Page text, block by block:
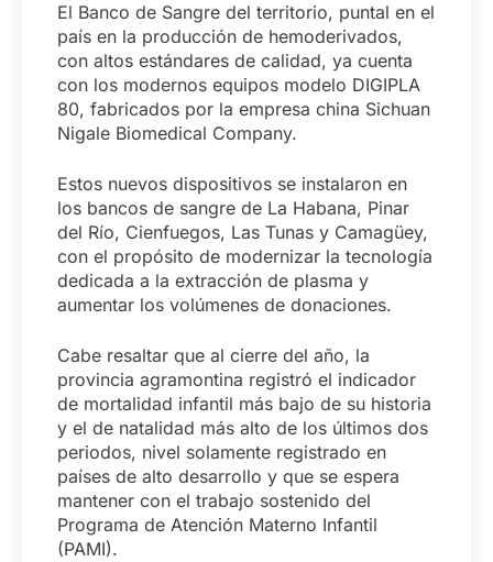
El Banco de Sangre del territorio, puntal en el
país en la producción de hemoderivados,
con altos estándares de calidad, ya cuenta
con los modernos equipos modelo DIGIPLA
80, fabricados por la empresa china Sichuan
Nigale Biomedical Company.
Estos nuevos dispositivos se instalaron en
los bancos de sangre de La Habana, Pinar
del Río, Cienfuegos, Las Tunas y Camagüey,
con el propósito de modernizar la tecnología
dedicada a la extracción de plasma y
aumentar los volúmenes de donaciones.
Cabe resaltar que al cierre del año, la
provincia agramontina registró el indicador
de mortalidad infantil más bajo de su historia
y el de natalidad más alto de los últimos dos
periodos, nivel solamente registrado en
países de alto desarrollo y que se espera
mantener con el trabajo sostenido del
Programa de Atención Materno Infantil
(PAMI).